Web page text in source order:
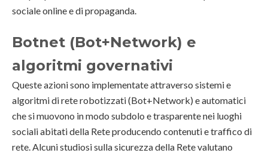
sociale online e di propaganda.
Botnet (Bot+Network) e
algoritmi governativi
Queste azioni sono implementate attraverso sistemi e
algoritmi di rete robotizzati (Bot+Network) e automatici
che si muovono in modo subdolo e trasparente nei luoghi
sociali abitati della Rete producendo contenuti e traffico di
rete. Alcuni studiosi sulla sicurezza della Rete valutano